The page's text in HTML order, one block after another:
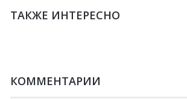
ТАКЖЕ ИНТЕРЕСНО
КОММЕНТАРИИ